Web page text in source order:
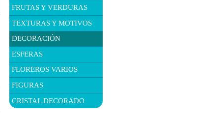
FRUTAS Y VERDURAS
TEXTURAS Y MOTIVOS
DECORACIÓN
ESFERAS
FLOREROS VARIOS
FIGURAS
CRISTAL DECORADO